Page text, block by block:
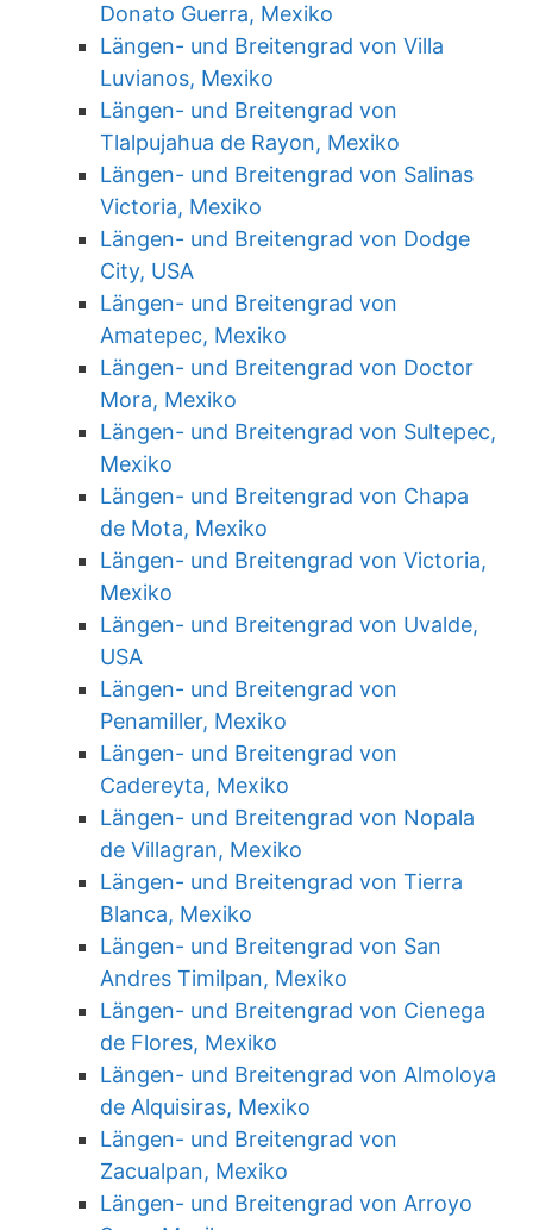
Donato Guerra, Mexiko
Längen- und Breitengrad von Villa
Luvianos, Mexiko
Längen- und Breitengrad von
Tlalpujahua de Rayon, Mexiko
Längen- und Breitengrad von Salinas
Victoria, Mexiko
Längen- und Breitengrad von Dodge
City, USA
Längen- und Breitengrad von
Amatepec, Mexiko
Längen- und Breitengrad von Doctor
Mora, Mexiko
Längen- und Breitengrad von Sultepec,
Mexiko
Längen- und Breitengrad von Chapa
de Mota, Mexiko
Längen- und Breitengrad von Victoria,
Mexiko
Längen- und Breitengrad von Uvalde,
USA
Längen- und Breitengrad von
Penamiller, Mexiko
Längen- und Breitengrad von
Cadereyta, Mexiko
Längen- und Breitengrad von Nopala
de Villagran, Mexiko
Längen- und Breitengrad von Tierra
Blanca, Mexiko
Längen- und Breitengrad von San
Andres Timilpan, Mexiko
Längen- und Breitengrad von Cienega
de Flores, Mexiko
Längen- und Breitengrad von Almoloya
de Alquisiras, Mexiko
Längen- und Breitengrad von
Zacualpan, Mexiko
Längen- und Breitengrad von Arroyo